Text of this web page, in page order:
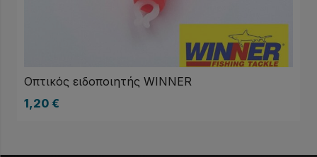
Οπτικός ειδοποιητής WINNER
1,20 €